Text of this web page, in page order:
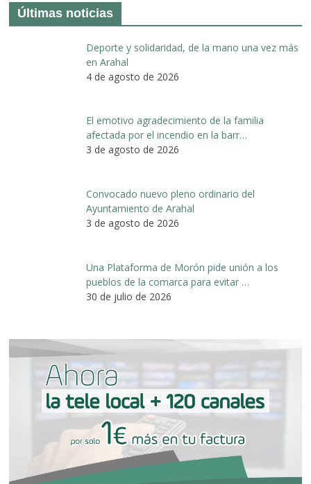
Últimas noticias
Deporte y solidaridad, de la mano una vez más
en Arahal
4 de agosto de 2026
El emotivo agradecimiento de la familia
afectada por el incendio en la barr…
3 de agosto de 2026
Convocado nuevo pleno ordinario del
Ayuntamiento de Arahal
3 de agosto de 2026
Una Plataforma de Morón pide unión a los
pueblos de la comarca para evitar …
30 de julio de 2026